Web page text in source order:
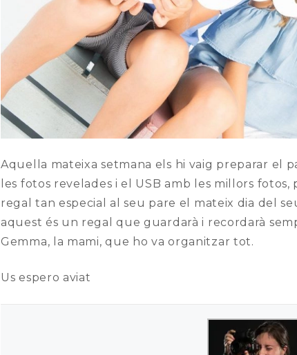
Aquella mateixa setmana els hi vaig preparar el
les fotos revelades i el USB amb les millors
regal tan especial al seu pare el mateix dia del
aquest és un regal que guardarà i recordarà
Gemma, la mami, que ho va organitzar tot.
Us espero aviat